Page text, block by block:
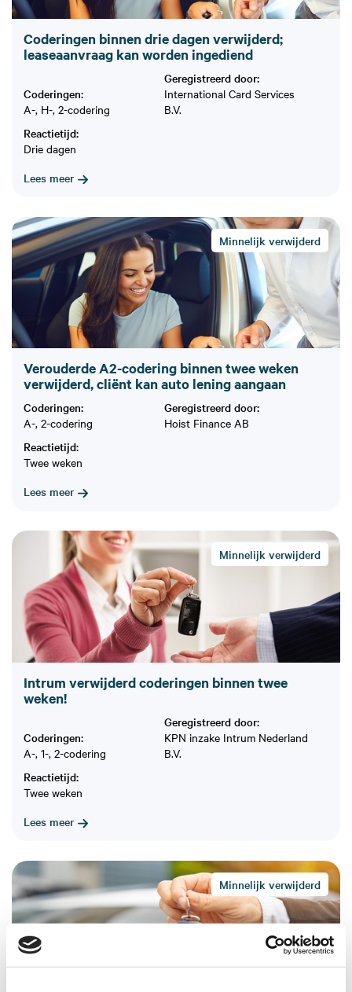
Coderingen binnen drie dagen verwijderd;
leaseaanvraag kan worden ingediend
Coderingen:
A-, H-, 2-codering
Geregistreerd door:
International Card Services
B.V.
Reactietijd:
Drie dagen
Lees meer
Minnelijk verwijderd
Verouderde A2-codering binnen twee weken
verwijderd, cliënt kan auto lening aangaan
Coderingen:
A-, 2-codering
Geregistreerd door:
Hoist Finance AB
Reactietijd:
Twee weken
Lees meer
Minnelijk verwijderd
Intrum verwijderd coderingen binnen twee
weken!
Coderingen:
A-, 1-, 2-codering
Geregistreerd door:
KPN inzake Intrum Nederland
B.V.
Reactietijd:
Twee weken
Lees meer
Minnelijk verwijderd